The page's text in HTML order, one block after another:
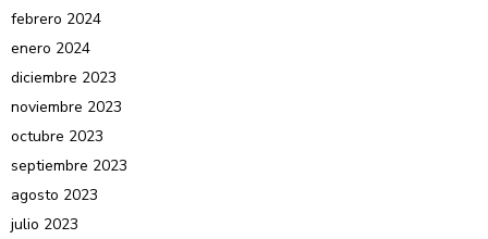
febrero 2024
enero 2024
diciembre 2023
noviembre 2023
octubre 2023
septiembre 2023
agosto 2023
julio 2023